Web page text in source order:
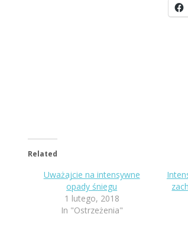
Related
Uważajcie na intensywne
opady śniegu
1 lutego, 2018
In "Ostrzeżenia"